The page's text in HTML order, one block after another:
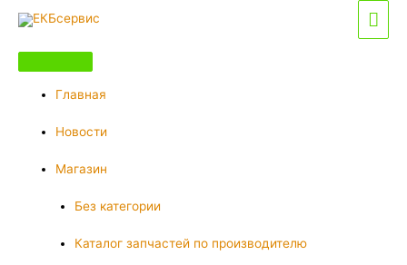
Перейти
содержимому
Главная
Новости
Магазин
Без категории
Каталог запчастей по производителю